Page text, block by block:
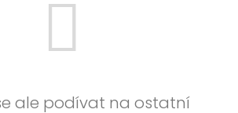
ale podívat na ostatní